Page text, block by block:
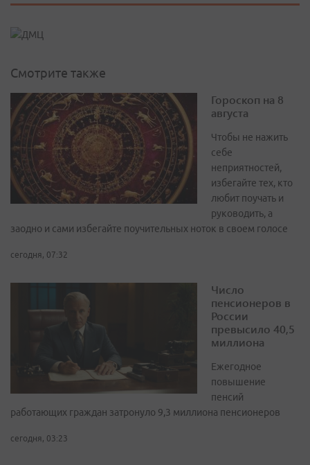
Смотрите также
Гороскоп на 8
августа
Чтобы не нажить
себе
неприятностей,
избегайте тех, кто
любит поучать и
руководить, а
заодно и сами избегайте поучительных ноток в своем голосе
сегодня, 07:32
Число
пенсионеров в
России
превысило 40,5
миллиона
Ежегодное
повышение
пенсий
работающих граждан затронуло 9,3 миллиона пенсионеров
сегодня, 03:23